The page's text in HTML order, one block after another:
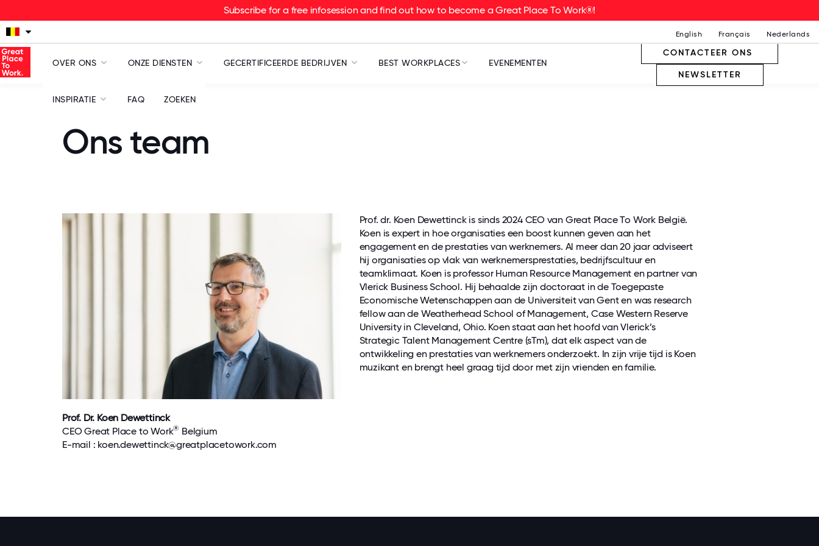
Subscribe for a free infosession and find out how to become a Great Place To Work®!
English Français Nederlands
OVER ONS ONZE DIENSTEN GECERTIFICEERDE BEDRIJVEN BEST WORKPLACES EVENEMENTEN
INSPIRATIE FAQ ZOEKEN
CONTACTEER ONS
NEWSLETTER
Ons team
Prof. Dr. Koen Dewettinck
CEO Great Place to Work® Belgium
E-mail : koen.dewettinck@greatplacetowork.com
Prof. dr. Koen Dewettinck is sinds 2024 CEO van Great Place To Work België.
Koen is expert in hoe organisaties een boost kunnen geven aan het
engagement en de prestaties van werknemers. Al meer dan 20 jaar adviseert
hij organisaties op vlak van werknemersprestaties, bedrijfscultuur en
teamklimaat. Koen is professor Human Resource Management en partner van
Vlerick Business School. Hij behaalde zijn doctoraat in de Toegepaste
Economische Wetenschappen aan de Universiteit van Gent en was research
fellow aan de Weatherhead School of Management, Case Western Reserve
University in Cleveland, Ohio. Koen staat aan het hoofd van Vlerick’s
Strategic Talent Management Centre (sTm), dat elk aspect van de
ontwikkeling en prestaties van werknemers onderzoekt. In zijn vrije tijd is Koen
muzikant en brengt heel graag tijd door met zijn vrienden en familie.